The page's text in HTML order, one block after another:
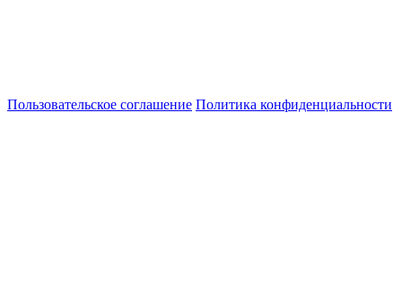
Пользовательское соглашение Политика конфиденциальности